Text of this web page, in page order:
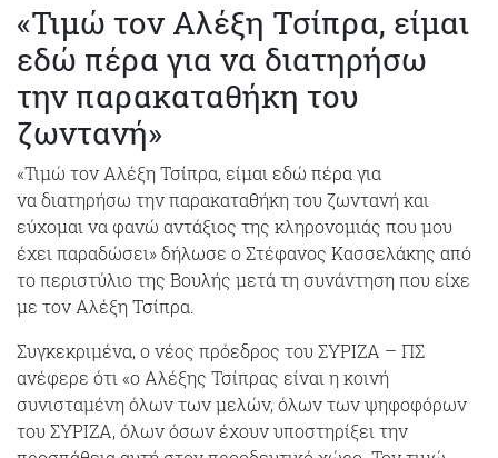
«Τιμώ τον Αλέξη Τσίπρα, είμαι
εδώ πέρα για να διατηρήσω
την παρακαταθήκη του
ζωντανή»
«Τιμώ τον Αλέξη Τσίπρα, είμαι εδώ πέρα για
να διατηρήσω την παρακαταθήκη του ζωντανή και
εύχομαι να φανώ αντάξιος της κληρονομιάς που μου
έχει παραδώσει» δήλωσε ο Στέφανος Κασσελάκης από
το περιστύλιο της Βουλής μετά τη συνάντηση που είχε
με τον Αλέξη Τσίπρα.
Συγκεκριμένα, ο νέος πρόεδρος του ΣΥΡΙΖΑ – ΠΣ
ανέφερε ότι «ο Αλέξης Τσίπρας είναι η κοινή
συνισταμένη όλων των μελών, όλων των ψηφοφόρων
του ΣΥΡΙΖΑ, όλων όσων έχουν υποστηρίξει την